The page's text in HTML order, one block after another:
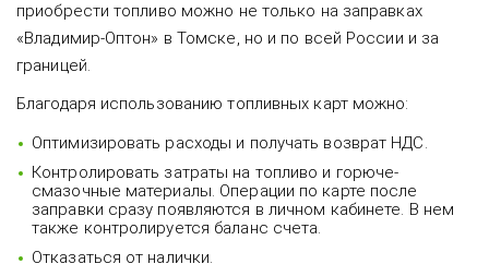
приобрести топливо можно не только на заправках
«Владимир-Оптон» в Томске, но и по всей России и за
границей.
Благодаря использованию топливных карт можно:
Оптимизировать расходы и получать возврат НДС.
Контролировать затраты на топливо и горюче-
смазочные материалы. Операции по карте после
заправки сразу появляются в личном кабинете. В нем
также контролируется баланс счета.
Отказаться от налички.